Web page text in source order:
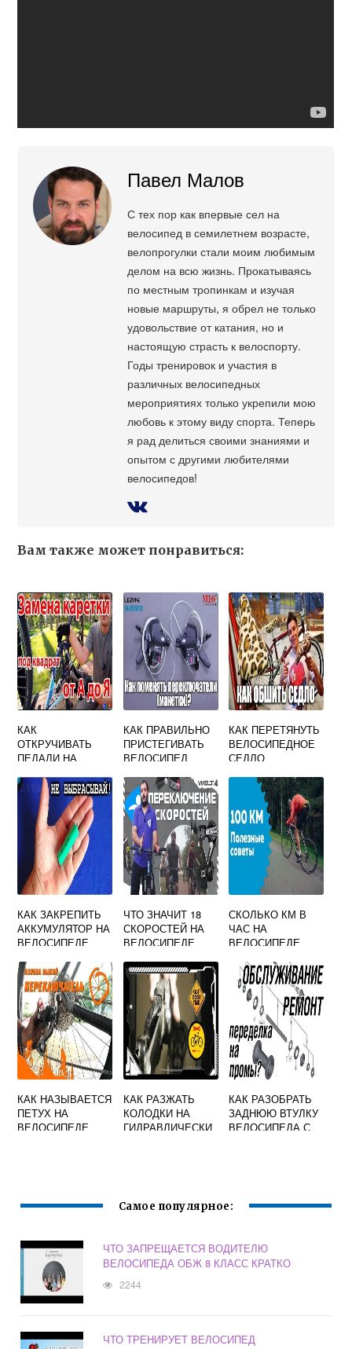
Павел Малов
С тех пор как впервые сел на
велосипед в семилетнем возрасте,
велопрогулки стали моим любимым
делом на всю жизнь. Прокатываясь
по местным тропинкам и изучая
новые маршруты, я обрел не только
удовольствие от катания, но и
настоящую страсть к велоспорту.
Годы тренировок и участия в
различных велосипедных
мероприятиях только укрепили мою
любовь к этому виду спорта. Теперь
я рад делиться своими знаниями и
опытом с другими любителями
велосипедов!
Вам также может понравиться:
КАК
ОТКРУЧИВАТЬ
ПЕДАЛИ НА
КАКУЮ СТОРОНУ
КАК ПРАВИЛЬНО
ПРИСТЕГИВАТЬ
ВЕЛОСИПЕД
КАК ПЕРЕТЯНУТЬ
ВЕЛОСИПЕДНОЕ
СЕДЛО
КАК ЗАКРЕПИТЬ
АККУМУЛЯТОР НА
ВЕЛОСИПЕДЕ
ЧТО ЗНАЧИТ 18
СКОРОСТЕЙ НА
ВЕЛОСИПЕДЕ
СКОЛЬКО КМ В
ЧАС НА
ВЕЛОСИПЕДЕ
ПРОЕХАТЬ
КАК НАЗЫВАЕТСЯ
ПЕТУХ НА
ВЕЛОСИПЕДЕ
КАК РАЗЖАТЬ
КОЛОДКИ НА
ГИДРАВЛИЧЕСКИ
КАК РАЗОБРАТЬ
ЗАДНЮЮ ВТУЛКУ
ВЕЛОСИПЕДА С
Самое популярное:
ЧТО ЗАПРЕЩАЕТСЯ ВОДИТЕЛЮ
ВЕЛОСИПЕДА ОБЖ 8 КЛАСС КРАТКО
2244
ЧТО ТРЕНИРУЕТ ВЕЛОСИПЕД